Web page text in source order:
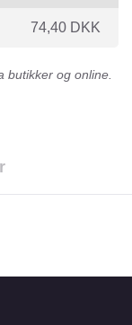
74,40 DKK
butikker og online.